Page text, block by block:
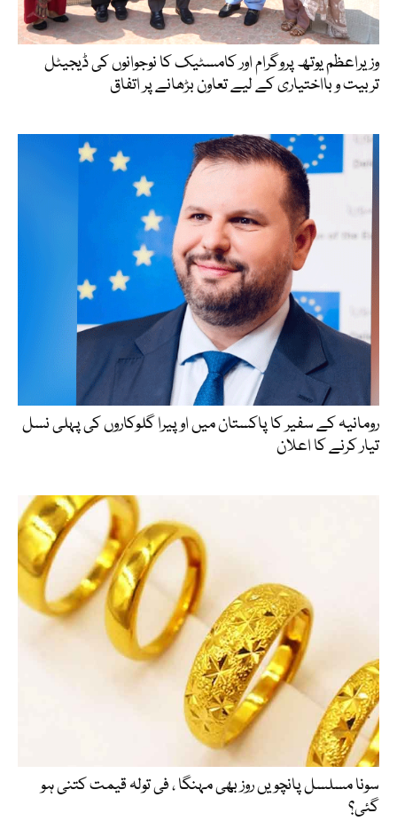
وزیراعظم یوتھ پروگرام اور کامسٹیک کا نوجوانوں کی ڈیجیٹل
تربیت و بااختیاری کے لیے تعاون بڑھانے پر اتفاق
رومانیہ کے سفیر کا پاکستان میں اوپیرا گلوکاروں کی پہلی نسل
تیار کرنے کا اعلان
سونا مسلسل پانچویں روز بھی مہنگا ، فی تولہ قیمت کتنی ہو
گئی؟